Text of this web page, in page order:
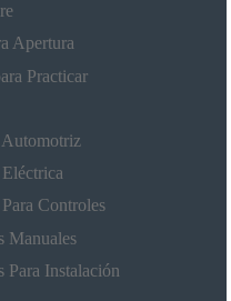
Apertura
Practicar
Automotriz
Controles
Manuales
Para Instalación